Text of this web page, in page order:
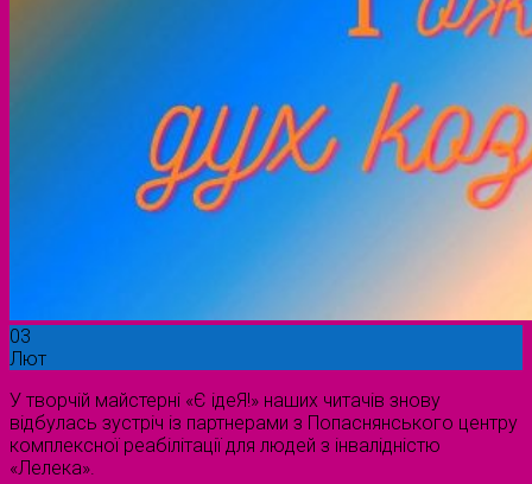
03
Лют
У творчій майстерні «Є ідеЯ!» наших читачів знову
відбулась зустріч із партнерами з Попаснянського центру
комплексної реабілітації для людей з інвалідністю
«Лелека».